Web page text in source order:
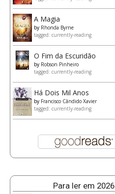
A Magia
by Rhonda Byrne
tagged: currently-reading
O Fim da Escuridão
by Robson Pinheiro
tagged: currently-reading
Há Dois Mil Anos
by Francisco Cândido Xavier
tagged: currently-reading
Para ler em 2026